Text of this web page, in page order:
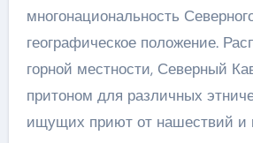
многонациональность
географическое положение.
горной местности, Северный
притоном для различных
ищущих приют от нашествий и